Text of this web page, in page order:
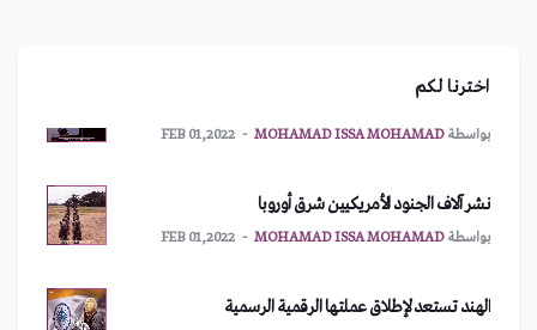
اخترنا لكم
بواسطة MOHAMAD ISSA MOHAMAD
بواسطة MOHAMAD ISSA MOHAMAD
بواسطة MOHAMAD ISSA MOHAMAD